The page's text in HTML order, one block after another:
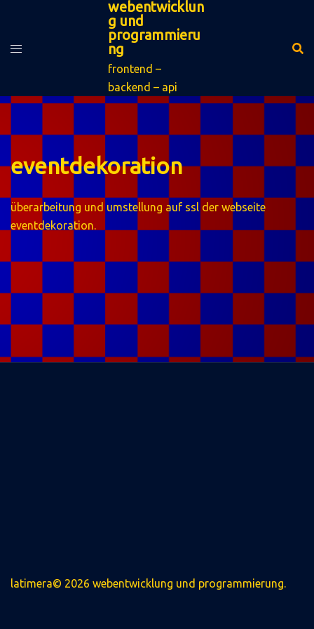
springen
webentwicklun
g und
programmieru
ng
frontend –
backend – api
eventdekoration
überarbeitung und umstellung auf ssl der webseite
eventdekoration.
latimera© 2026 webentwicklung und programmierung.